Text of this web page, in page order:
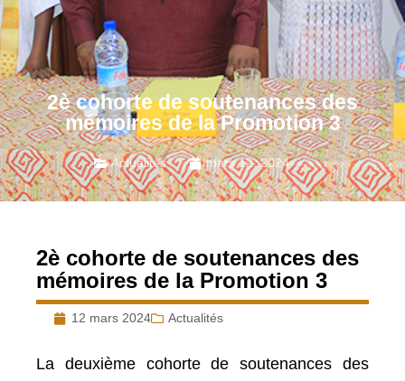
2è cohorte de soutenances des
mémoires de la Promotion 3
Actualités mars 12, 2024
2è cohorte de soutenances des
mémoires de la Promotion 3
12 mars 2024 Actualités
La deuxième cohorte de soutenances des